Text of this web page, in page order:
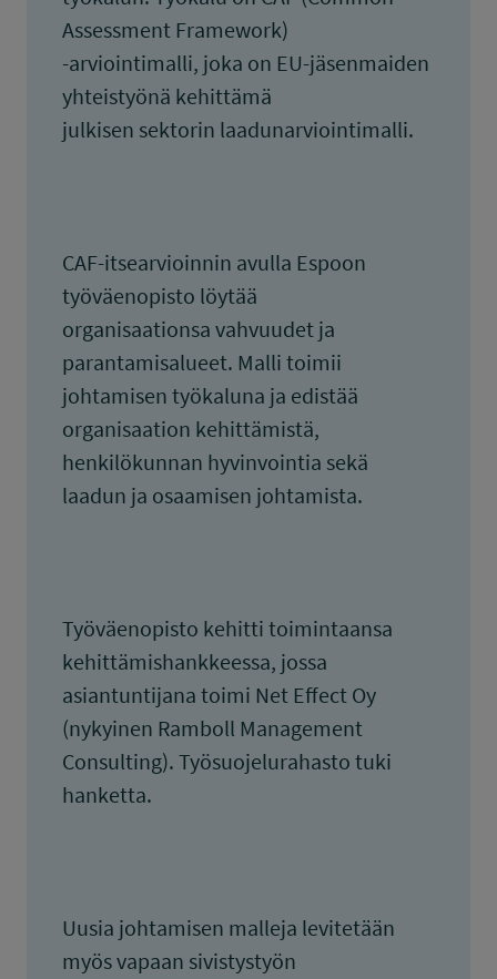
Assessment Framework)
-arviointimalli, joka on EU-jäsenmaiden
yhteistyönä kehittämä
julkisen sektorin laadunarviointimalli.
CAF-itsearvioinnin avulla Espoon
työväenopisto löytää
organisaationsa vahvuudet ja
parantamisalueet. Malli toimii
johtamisen työkaluna ja edistää
organisaation kehittämistä,
henkilökunnan hyvinvointia sekä
laadun ja osaamisen johtamista.
Työväenopisto kehitti toimintaansa
kehittämishankkeessa, jossa
asiantuntijana toimi Net Effect Oy
(nykyinen Ramboll Management
Consulting). Työsuojelurahasto tuki
hanketta.
Uusia johtamisen malleja levitetään
myös vapaan sivistystyön